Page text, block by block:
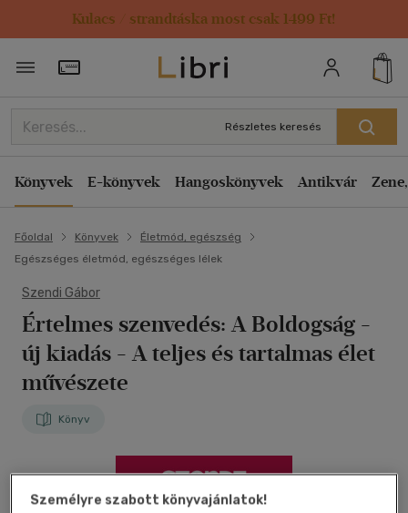
Kulacs / strandtáska most csak 1499 Ft!
Törzsvásárlói Kártya adatai
Részletes keresés
Könyvek E-könyvek Hangoskönyvek Antikvár
Főoldal Könyvek
Életmód, egészség
Egészséges életmód, egészséges lélek
Szendi Gábor
Értelmes szenvedés: A Boldogság -
új kiadás - A teljes és tartalmas élet
művészete
Könyv
Személyre szabott könyvajánlatok!